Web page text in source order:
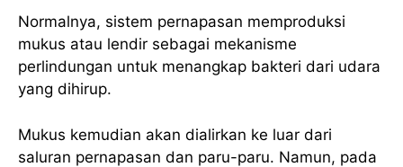
Normalnya, sistem pernapasan memproduksi
mukus atau lendir sebagai mekanisme
perlindungan untuk menangkap bakteri dari udara
yang dihirup.
Mukus kemudian akan dialirkan ke luar dari
saluran pernapasan dan paru-paru. Namun, pada